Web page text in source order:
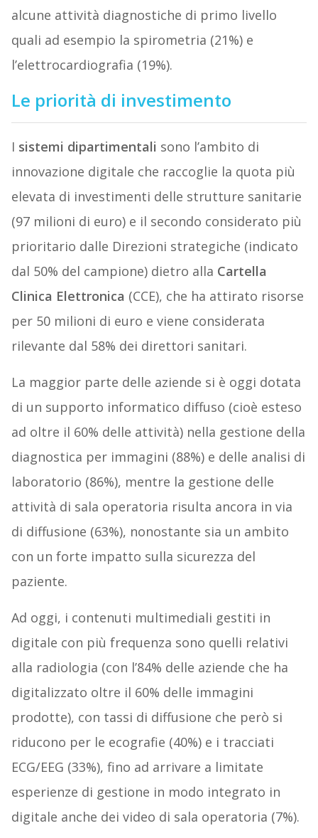
alcune attività diagnostiche di primo livello
quali ad esempio la spirometria (21%) e
l’elettrocardiografia (19%).
Le priorità di investimento
I sistemi dipartimentali sono l’ambito di
innovazione digitale che raccoglie la quota più
elevata di investimenti delle strutture sanitarie
(97 milioni di euro) e il secondo considerato più
prioritario dalle Direzioni strategiche (indicato
dal 50% del campione) dietro alla Cartella
Clinica Elettronica (CCE), che ha attirato risorse
per 50 milioni di euro e viene considerata
rilevante dal 58% dei direttori sanitari.
La maggior parte delle aziende si è oggi dotata
di un supporto informatico diffuso (cioè esteso
ad oltre il 60% delle attività) nella gestione della
diagnostica per immagini (88%) e delle analisi di
laboratorio (86%), mentre la gestione delle
attività di sala operatoria risulta ancora in via
di diffusione (63%), nonostante sia un ambito
con un forte impatto sulla sicurezza del
paziente.
Ad oggi, i contenuti multimediali gestiti in
digitale con più frequenza sono quelli relativi
alla radiologia (con l’84% delle aziende che ha
digitalizzato oltre il 60% delle immagini
prodotte), con tassi di diffusione che però si
riducono per le ecografie (40%) e i tracciati
ECG/EEG (33%), fino ad arrivare a limitate
esperienze di gestione in modo integrato in
digitale anche dei video di sala operatoria (7%).